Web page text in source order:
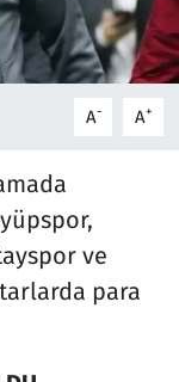
A- A+
ve
para